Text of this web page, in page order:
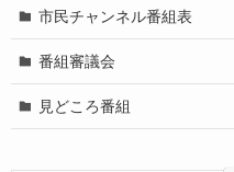
市民チャンネル番組表
番組審議会
見どころ番組